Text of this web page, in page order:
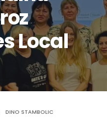
Local
DINO STAMBOLIC